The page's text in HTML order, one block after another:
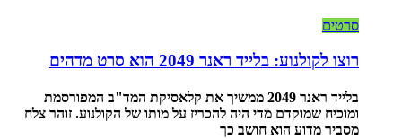
סרטים
רוצו לקולנוע: בלייד ראנר 2049 הוא סרט מדהים
בלייד ראנר 2049 ממשיך את קלאסיקת המד"ב המפורסמת
ומוכיח שמוקדם מדי היה להכריז על מותו של הקולנוע. זוהר צלח
מסביר מדוע הוא חושב כך